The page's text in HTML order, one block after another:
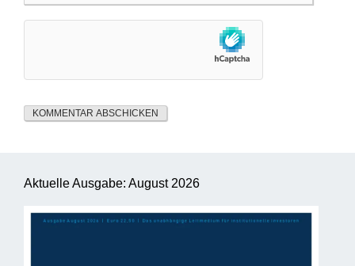
Aktuelle Ausgabe: August 2026